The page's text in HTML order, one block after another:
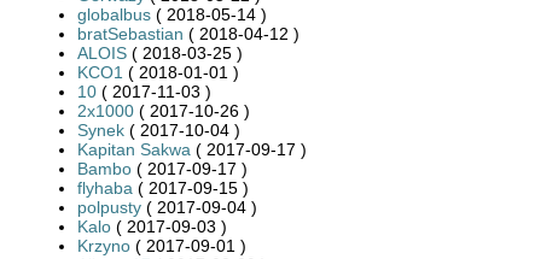
globalbus ( 2018-05-14 )
bratSebastian ( 2018-04-12 )
ALOIS ( 2018-03-25 )
KCO1 ( 2018-01-01 )
10 ( 2017-11-03 )
2x1000 ( 2017-10-26 )
Synek ( 2017-10-04 )
Kapitan Sakwa ( 2017-09-17 )
Bambo ( 2017-09-17 )
flyhaba ( 2017-09-15 )
polpusty ( 2017-09-04 )
Kalo ( 2017-09-03 )
Krzyno ( 2017-09-01 )